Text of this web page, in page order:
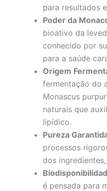
para resultados
Poder da
bioativo da
conhecido por
para a saúde
Origem
fermentação do
Monascus
naturais que
lipídico.
Pureza
processos
dos
é pensada para